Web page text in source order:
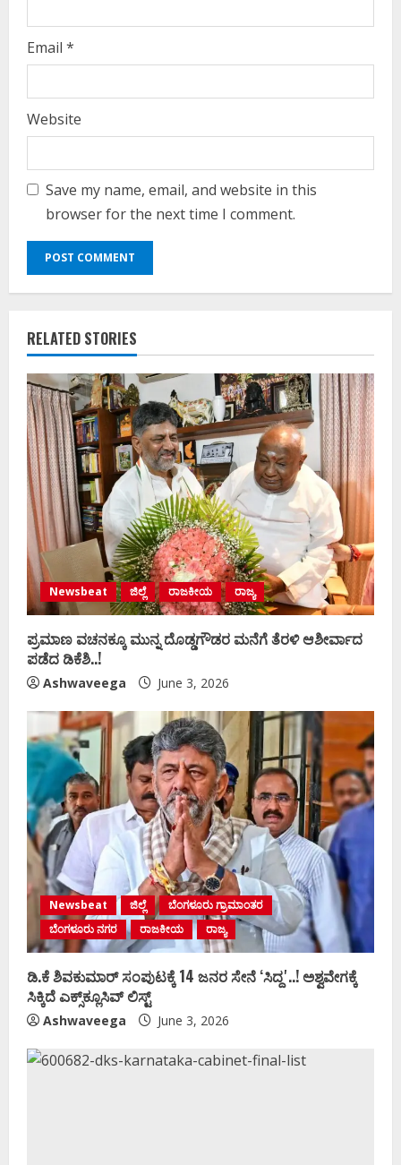
Email *
Website
Save my name, email, and website in this
browser for the next time I comment.
RELATED STORIES
Newsbeat ಜಿಲ್ಲೆ ರಾಜಕೀಯ ರಾಜ್ಯ
ಪ್ರಮಾಣ ವಚನಕ್ಕೂ ಮುನ್ನ ದೊಡ್ಡಗೌಡರ ಮನೆಗೆ ತೆರಳಿ ಆಶೀರ್ವಾದ
ಪಡೆದ ಡಿಕೆಶಿ..!
Ashwaveega June 3, 2026
Newsbeat ಜಿಲ್ಲೆ
ಬೆಂಗಳೂರು ಗ್ರಾಮಾಂತರ
ಬೆಂಗಳೂರು ನಗರ
ರಾಜಕೀಯ ರಾಜ್ಯ
ಡಿ.ಕೆ ಶಿವಕುಮಾರ್‌ ಸಂಪುಟಕ್ಕೆ 14 ಜನರ ಸೇನೆ ʻಸಿದ್ದʼ..! ಅಶ್ವವೇಗಕ್ಕೆ
ಸಿಕ್ಕಿದೆ ಎಕ್ಸ್‌ಕ್ಲೂಸಿವ್‌ ಲಿಸ್ಟ್‌
Ashwaveega June 3, 2026